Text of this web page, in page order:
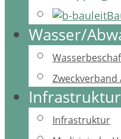
Wasser/
Zweckverband
Infrastruktur
Infrastruktur